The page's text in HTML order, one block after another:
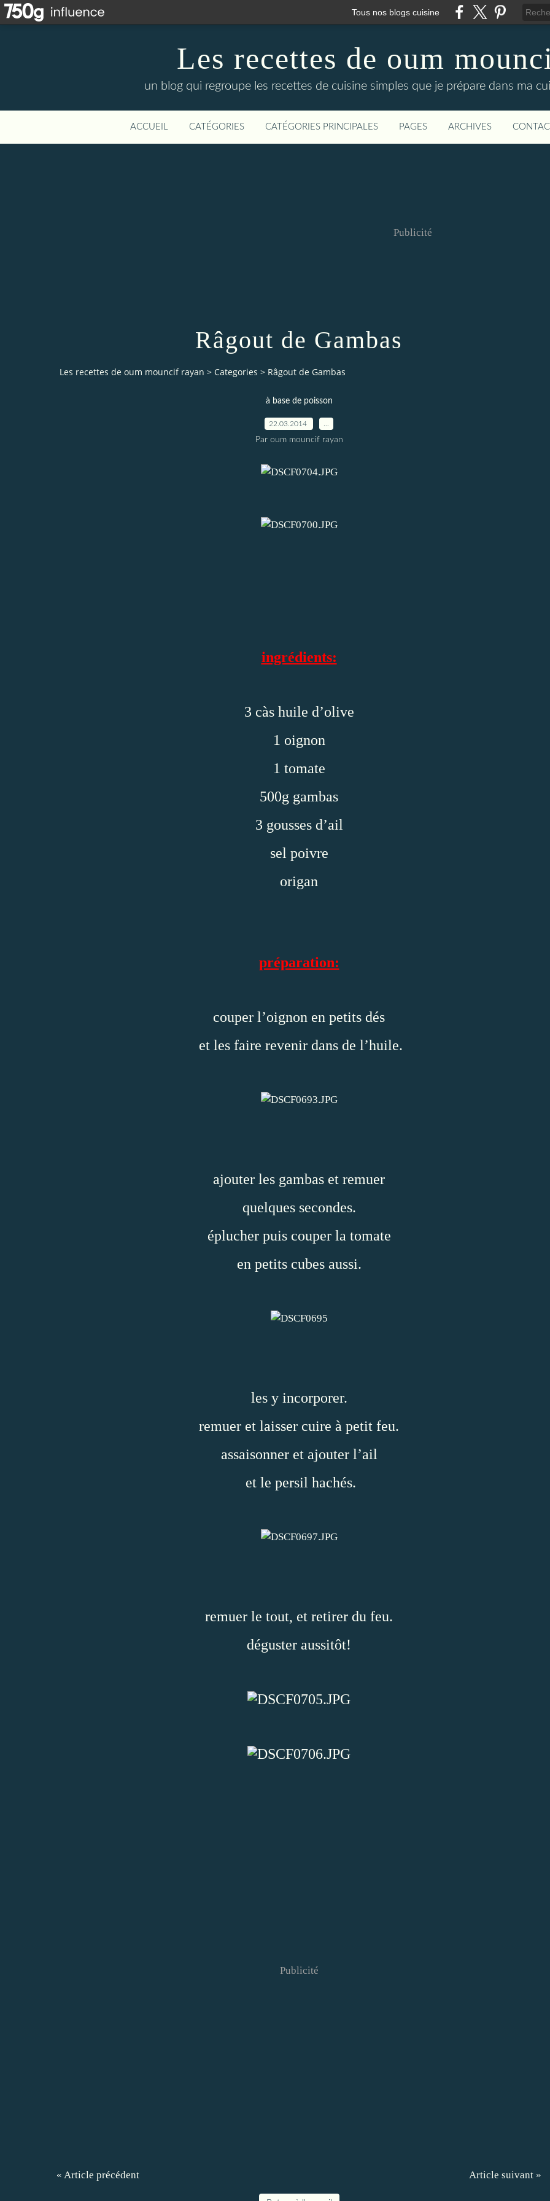
Tous nos blogs cuisine
Les recettes de oum
un blog qui regroupe les recettes de cuisine simples que je prépare dans ma
ACCUEIL CATÉGORIES CATÉGORIES PRINCIPALES PAGES ARCHIVES
Publicité
Râgout de Gambas
Les recettes de oum mouncif rayan > Categories > Râgout de Gambas
à base de poisson
22.03.2014
Par oum mouncif rayan
ingrédients:
3 càs huile d’olive
1 oignon
1 tomate
500g gambas
3 gousses d’ail
sel poivre
origan
préparation:
couper l’oignon en petits dés
et les faire revenir dans de l’huile.
ajouter les gambas et remuer
quelques secondes.
éplucher puis couper la tomate
en petits cubes aussi.
les y incorporer.
remuer et laisser cuire à petit feu.
assaisonner et ajouter l’ail
et le persil hachés.
remuer le tout, et retirer du feu.
déguster aussitôt!
Publicité
« Article précédent Article suivant »